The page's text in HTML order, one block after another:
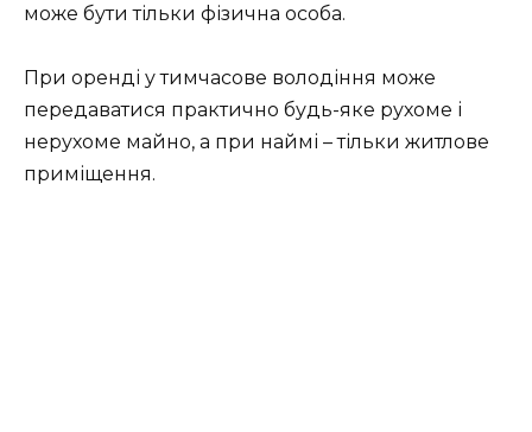
може бути тільки фізична особа.
При оренді у тимчасове володіння може
передаватися практично будь-яке рухоме і
нерухоме майно, а при наймі – тільки житлове
приміщення.